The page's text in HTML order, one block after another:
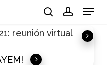
Menu
reunión virtual